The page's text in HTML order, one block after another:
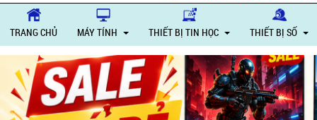
TRANG CHỦ MÁY TÍNH THIẾT BỊ TIN HỌC THIẾT BỊ SỐ